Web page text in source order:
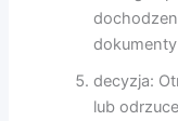
decyzja:
lub